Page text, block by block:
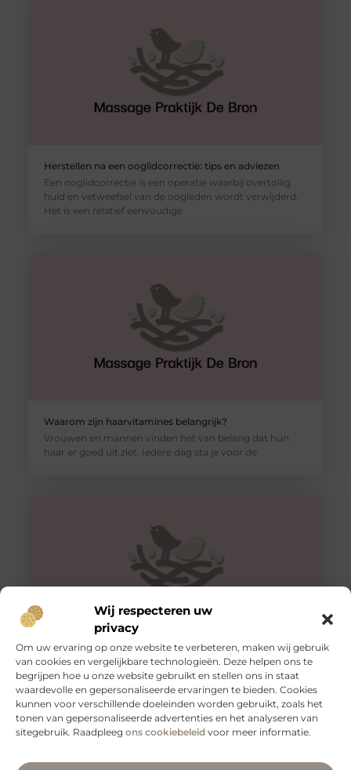
Wij respecteren uw
privacy
Om uw ervaring op onze website te verbeteren, maken wij gebruik
van cookies en vergelijkbare technologieën. Deze helpen ons te
begrijpen hoe u onze website gebruikt en stellen ons in staat
waardevolle en gepersonaliseerde ervaringen te bieden. Cookies
kunnen voor verschillende doeleinden worden gebruikt, zoals het
tonen van gepersonaliseerde advertenties en het analyseren van
sitegebruik. Raadpleeg ons cookiebeleid voor meer informatie.
Herstellen na een ooglidcorrectie: tips en adviezen
Een ooglidcorrectie is een operatie waarbij overtollig
huid en vetweefsel van de oogleden wordt verwijderd.
Het is een relatief eenvoudige
Waarom zijn haarvitamines belangrijk?
Vrouwen en mannen vinden het van belang dat hun
haar er goed uit ziet. Iedere dag sta je voor de
De procedure van een schaamlip correctie
Tegenwoordig maken technologische ontwikkelingen
dat er steeds meer mogelijk is. We kunnen allerlei
ingrepen en procedures doorlopen om een betere